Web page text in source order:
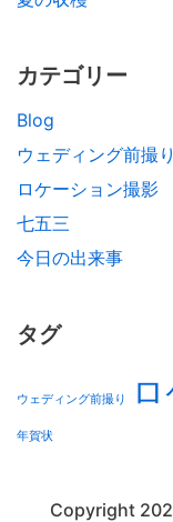
カテゴリー
Blog
ウェディング前撮り
ロケーション撮影
七五三
今日の出来事
タグ
ウェディング前撮り
年賀状
Copyright